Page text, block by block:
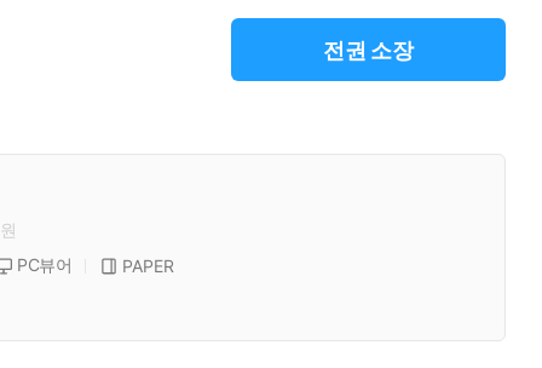
전권 소장
PC뷰어
PAPER